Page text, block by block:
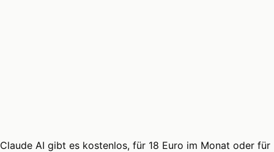
Claude AI gibt es kostenlos, für 18 Euro im Monat oder für